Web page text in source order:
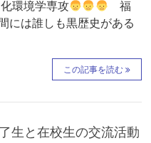
環境学専攻
福
は誰しも黒歴史がある
この記事を読む
生と在校生の交流活動